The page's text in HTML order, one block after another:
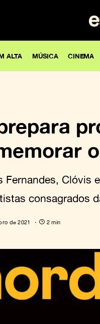
ALTA MÚSICA CINEMA
Fernandes, Clóvis
consagrados
de 2021 2 min